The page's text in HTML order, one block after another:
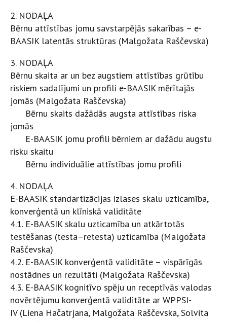
2. NODAĻA
Bērnu attīstības jomu savstarpējās sakarības – e-
BAASIK latentās struktūras (Malgožata Raščevska)
3. NODAĻA
Bērnu skaita ar un bez augstiem attīstības grūtību
riskiem sadalījumi un profili e-BAASIK mērītajās
jomās (Malgožata Raščevska)
Bērnu skaits dažādās augsta attīstības riska
jomās
E-BAASIK jomu profili bērniem ar dažādu augstu
risku skaitu
Bērnu individuālie attīstības jomu profili
4. NODAĻA
E-BAASIK standartizācijas izlases skalu uzticamība,
konverģentā un klīniskā validitāte
4.1. E-BAASIK skalu uzticamība un atkārtotās
testēšanas (testa–retesta) uzticamība (Malgožata
Raščevska)
4.2. E-BAASIK konverģentā validitāte – vispārīgās
nostādnes un rezultāti (Malgožata Raščevska)
4.3. E-BAASIK kognitīvo spēju un receptīvās valodas
novērtējumu konverģentā validitāte ar WPPSI-
IV (Liena Hačatrjana, Malgožata Raščevska, Solvita